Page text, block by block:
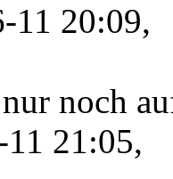
11 20:09,
noch
21:05,